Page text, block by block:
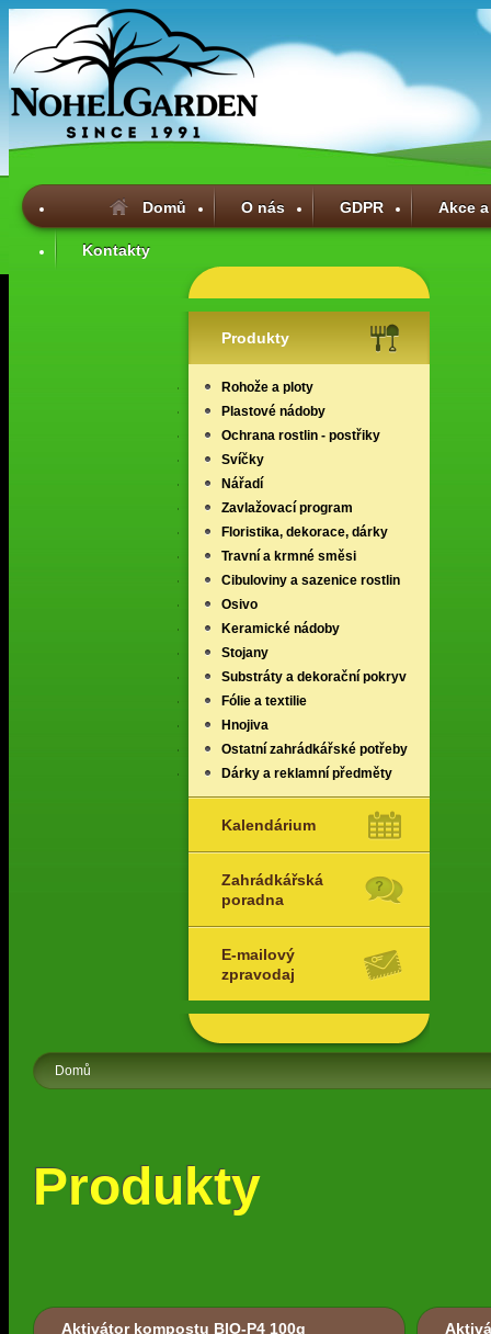
Domů O nás GDPR Akce
Kontakty
Produkty
Rohože a ploty
Plastové nádoby
Ochrana rostlin - postřiky
Svíčky
Nářadí
Zavlažovací program
Floristika, dekorace, dárky
Travní a krmné směsi
Cibuloviny a sazenice rostlin
Osivo
Keramické nádoby
Stojany
Substráty a dekorační pokryv
Fólie a textilie
Hnojiva
Ostatní zahrádkářské potřeby
Dárky a reklamní předměty
Kalendárium
Zahrádkářská
poradna
E-mailový
zpravodaj
Domů
Produkty
Aktivátor kompostu BIO-P4 100g